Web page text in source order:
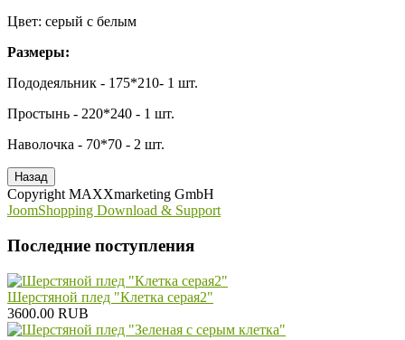
Цвет: серый с белым
Размеры:
Пододеяльник - 175*210- 1 шт.
Простынь - 220*240 - 1 шт.
Наволочка - 70*70 - 2 шт.
Copyright MAXXmarketing GmbH
JoomShopping Download & Support
Последние поступления
Шерстяной плед "Клетка серая2"
3600.00 RUB